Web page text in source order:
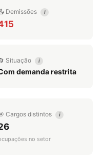
Demissões i
Situação i
demanda restrita
Cargos distintos i
no setor